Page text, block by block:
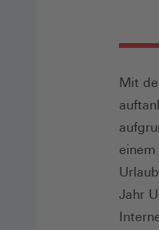
Mit
Jahr